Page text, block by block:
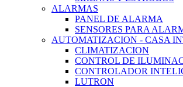
ALARMAS
PANEL DE ALARMA
SENSORES PARA
AUTOMATIZACION - CASA
CLIMATIZACION
CONTROL DE
CONTROLADOR
LUTRON